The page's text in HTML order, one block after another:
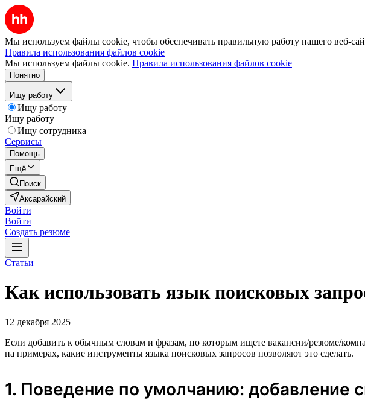
Мы используем файлы cookie, чтобы обеспечивать правильную работу нашего веб-
Правила использования файлов cookie
Мы используем файлы cookie. Правила использования файлов cookie
Понятно
Ищу работу
Ищу работу
Ищу работу
Ищу сотрудника
Сервисы
Помощь
Ещё
Поиск
Аксарайский
Войти
Войти
Создать резюме
Статьи
Как использовать язык поисковых
12 декабря 2025
Если добавить к обычным словам и фразам, по которым ищете вакансии/резюме/
на примерах, какие инструменты языка поисковых запросов позволяют это сделать.
1. Поведение по умолчанию: добавление